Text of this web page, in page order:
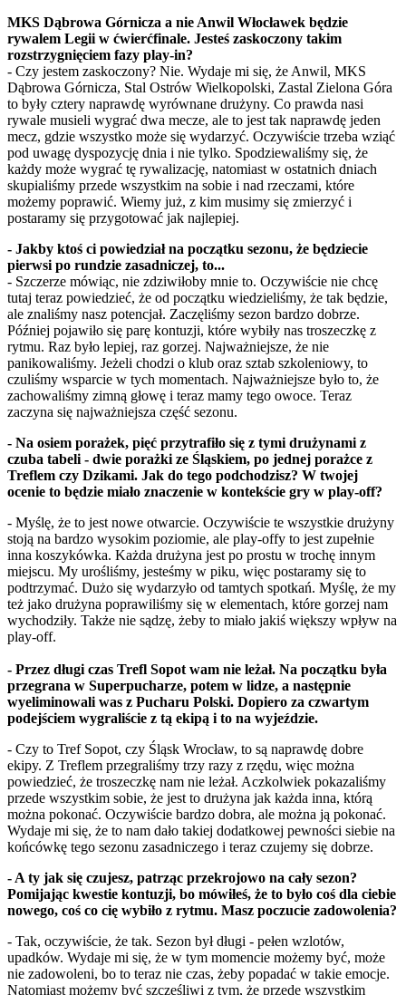
MKS Dąbrowa Górnicza a nie Anwil Włocławek będzie
rywalem Legii w ćwierćfinale. Jesteś zaskoczony takim
rozstrzygnięciem fazy play-in?
- Czy jestem zaskoczony? Nie. Wydaje mi się, że Anwil, MKS
Dąbrowa Górnicza, Stal Ostrów Wielkopolski, Zastal Zielona Góra
to były cztery naprawdę wyrównane drużyny. Co prawda nasi
rywale musieli wygrać dwa mecze, ale to jest tak naprawdę jeden
mecz, gdzie wszystko może się wydarzyć. Oczywiście trzeba wziąć
pod uwagę dyspozycję dnia i nie tylko. Spodziewaliśmy się, że
każdy może wygrać tę rywalizację, natomiast w ostatnich dniach
skupialiśmy przede wszystkim na sobie i nad rzeczami, które
możemy poprawić. Wiemy już, z kim musimy się zmierzyć i
postaramy się przygotować jak najlepiej.
- Jakby ktoś ci powiedział na początku sezonu, że będziecie
pierwsi po rundzie zasadniczej, to...
- Szczerze mówiąc, nie zdziwiłoby mnie to. Oczywiście nie chcę
tutaj teraz powiedzieć, że od początku wiedzieliśmy, że tak będzie,
ale znaliśmy nasz potencjał. Zaczęliśmy sezon bardzo dobrze.
Później pojawiło się parę kontuzji, które wybiły nas troszeczkę z
rytmu. Raz było lepiej, raz gorzej. Najważniejsze, że nie
panikowaliśmy. Jeżeli chodzi o klub oraz sztab szkoleniowy, to
czuliśmy wsparcie w tych momentach. Najważniejsze było to, że
zachowaliśmy zimną głowę i teraz mamy tego owoce. Teraz
zaczyna się najważniejsza część sezonu.
- Na osiem porażek, pięć przytrafiło się z tymi drużynami z
czuba tabeli - dwie porażki ze Śląskiem, po jednej porażce z
Treflem czy Dzikami. Jak do tego podchodzisz? W twojej
ocenie to będzie miało znaczenie w kontekście gry w play-off?
- Myślę, że to jest nowe otwarcie. Oczywiście te wszystkie drużyny
stoją na bardzo wysokim poziomie, ale play-offy to jest zupełnie
inna koszykówka. Każda drużyna jest po prostu w trochę innym
miejscu. My urośliśmy, jesteśmy w piku, więc postaramy się to
podtrzymać. Dużo się wydarzyło od tamtych spotkań. Myślę, że my
też jako drużyna poprawiliśmy się w elementach, które gorzej nam
wychodziły. Także nie sądzę, żeby to miało jakiś większy wpływ na
play-off.
- Przez długi czas Trefl Sopot wam nie leżał. Na początku była
przegrana w Superpucharze, potem w lidze, a następnie
wyeliminowali was z Pucharu Polski. Dopiero za czwartym
podejściem wygraliście z tą ekipą i to na wyjeździe.
- Czy to Tref Sopot, czy Śląsk Wrocław, to są naprawdę dobre
ekipy. Z Treflem przegraliśmy trzy razy z rzędu, więc można
powiedzieć, że troszeczkę nam nie leżał. Aczkolwiek pokazaliśmy
przede wszystkim sobie, że jest to drużyna jak każda inna, którą
można pokonać. Oczywiście bardzo dobra, ale można ją pokonać.
Wydaje mi się, że to nam dało takiej dodatkowej pewności siebie na
końcówkę tego sezonu zasadniczego i teraz czujemy się dobrze.
- A ty jak się czujesz, patrząc przekrojowo na cały sezon?
Pomijając kwestie kontuzji, bo mówiłeś, że to było coś dla ciebie
nowego, coś co cię wybiło z rytmu. Masz poczucie zadowolenia?
- Tak, oczywiście, że tak. Sezon był długi - pełen wzlotów,
upadków. Wydaje mi się, że w tym momencie możemy być, może
nie zadowoleni, bo to teraz nie czas, żeby popadać w takie emocje.
Natomiast możemy być szczęśliwi z tym, że przede wszystkim